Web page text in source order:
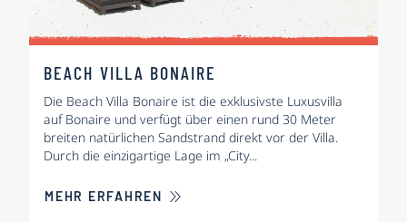
BEACH VILLA BONAIRE
Die Beach Villa Bonaire ist die exklusivste Luxusvilla
auf Bonaire und verfügt über einen rund 30 Meter
breiten natürlichen Sandstrand direkt vor der Villa.
Durch die einzigartige Lage im „City...
MEHR ERFAHREN ÜBER BEACH VILLA BONAIRE